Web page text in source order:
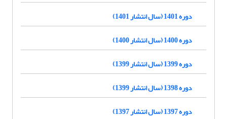
دوره 1401 (سال انتشار 1401)
دوره 1400 (سال انتشار 1400)
دوره 1399 (سال انتشار 1399)
دوره 1398 (سال انتشار 1399)
دوره 1397 (سال انتشار 1397)